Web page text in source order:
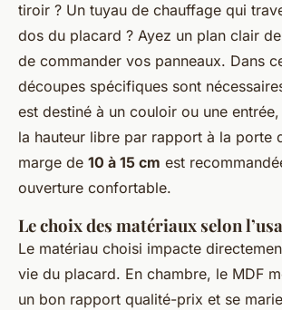
tiroir ? Un tuyau de chauffage qui
dos du placard ? Ayez un plan clair de
de commander vos panneaux. Dans
découpes spécifiques sont
est destiné à un couloir ou une
la hauteur libre par rapport à la porte
marge de 10 à 15 cm est
ouverture confortable.
Le choix des matériaux selon
Le matériau choisi impacte
vie du placard. En chambre, le MDF
un bon rapport qualité-prix et se